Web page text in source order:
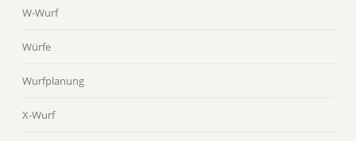
W-Wurf
Würfe
Wurfplanung
X-Wurf